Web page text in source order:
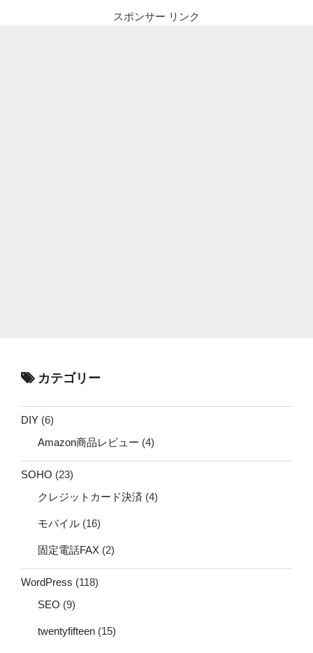
スポンサー リンク
カテゴリー
DIY (6)
Amazon商品レビュー (4)
SOHO (23)
クレジットカード決済 (4)
モバイル (16)
固定電話FAX (2)
WordPress (118)
SEO (9)
twentyfifteen (15)